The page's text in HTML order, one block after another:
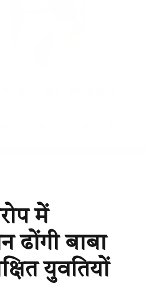
में
बाबा
युवतियों